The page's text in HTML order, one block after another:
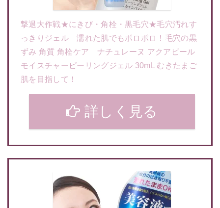
撃退大作戦★にきび・角栓・黒毛穴★毛穴汚れす
っきりジェル 濡れた肌でもポロポロ！毛穴の黒
ずみ 角質 角栓ケア ナチュレーヌ アクアピール
モイスチャーピーリングジェル 30mL むきたまご
肌を目指して！
詳しく見る